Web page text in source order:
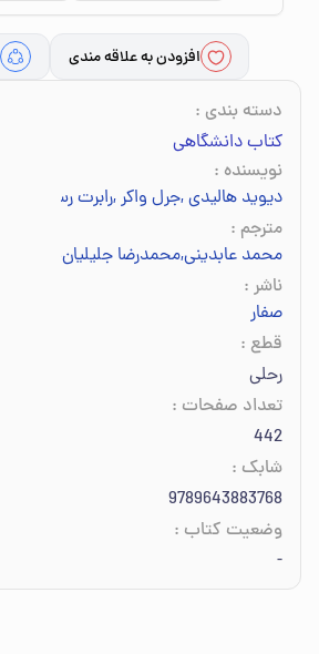
افزودن به علاقه مندی
دسته بندی :
کتاب دانشگاهی
نویسنده :
دیوید هالیدی,جرل واکر,رابرت رسنیک
مترجم :
محمد عابدینی,محمدرضا جلیلیان‌نصرتی
ناشر :
صفار
قطع :
رحلی
تعداد صفحات :
442
شابک :
9789643883768
وضعیت کتاب :
-